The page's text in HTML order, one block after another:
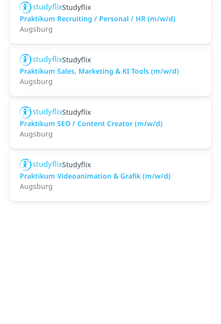
Studyflix
Praktikum Recruiting / Personal / HR (m/w/d)
Augsburg
Studyflix
Praktikum Sales, Marketing & KI Tools (m/w/d)
Augsburg
Studyflix
Praktikum SEO / Content Creator (m/w/d)
Augsburg
Studyflix
Praktikum Videoanimation & Grafik (m/w/d)
Augsburg